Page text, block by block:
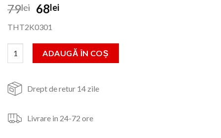
79lei Prețul
a
fost:
79lei.
68leiPrețul
68lei.
THT2K0301
Cantitate Set clesti,3 buc,(8 Patent universal,6 Cleste cu varf
ADAUGĂ ÎN COȘ
Drept de retur 14 zile
Livrare in 24-72 ore